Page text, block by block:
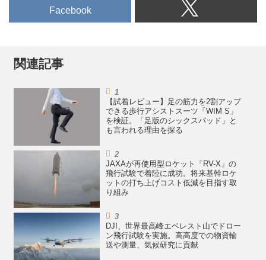
た次世代eVTOL。果たして、どの
ように空を飛ぶのだろうか？（写
Facebook
関連記事
【試着レビュー】足の筋力を2割アップ
できる歩行アシストスーツ「WIM S」
を検証。「足版のシックスパッド」と
も言われる理由を探る
JAXAが再使用型ロケット「RV-X」の
飛行試験で着陸に成功。将来基幹ロケ
ットの打ち上げコスト低減を目指す取
り組み
DJI、世界最高峰エベレスト山でドロー
ン飛行試験を実施。高高度での物資輸
送や測量、気候研究に貢献